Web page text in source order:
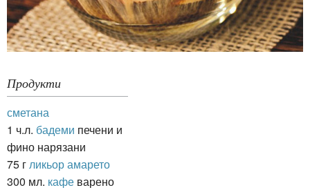
Продукти
сметана
1 ч.л. бадеми печени и
фино нарязани
75 г ликьор амарето
300 мл. кафе варено